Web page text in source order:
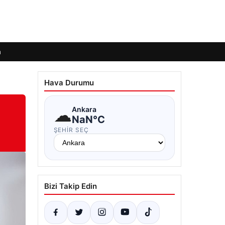
Hava Durumu
☁Ankara
NaN°C
ŞEHIR SEÇ
Bizi Takip Edin